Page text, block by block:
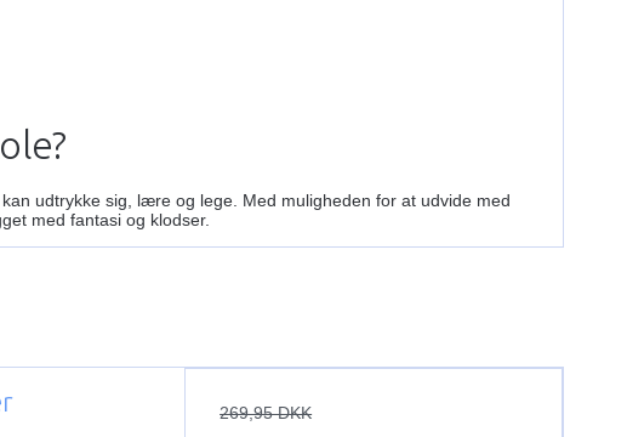
udtrykke sig, lære og lege. Med muligheden for at udvide med
med fantasi og klodser.
269,95 DKK